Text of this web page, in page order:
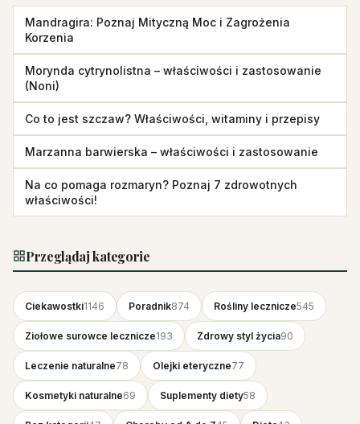
Mandragira: Poznaj Mityczną Moc i Zagrożenia
Korzenia
Morynda cytrynolistna – właściwości i zastosowanie
(Noni)
Co to jest szczaw? Właściwości, witaminy i przepisy
Marzanna barwierska – właściwości i zastosowanie
Na co pomaga rozmaryn? Poznaj 7 zdrowotnych
właściwości!
Przeglądaj kategorie
Ciekawostki1146 Poradnik874 Rośliny lecznicze545
Ziołowe surowce lecznicze193 Zdrowy styl życia90
Leczenie naturalne78 Olejki eteryczne77
Kosmetyki naturalne69 Suplementy diety58